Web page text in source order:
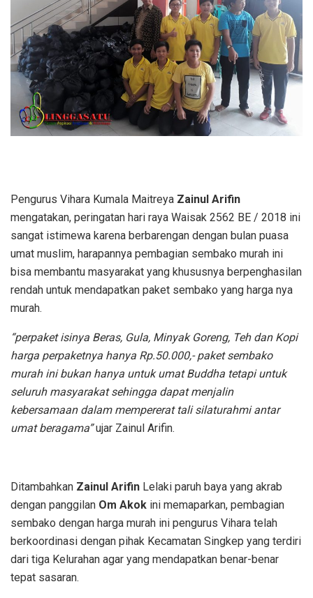
Pengurus Vihara Kumala Maitreya Zainul Arifin
mengatakan, peringatan hari raya Waisak 2562 BE / 2018 ini
sangat istimewa karena berbarengan dengan bulan puasa
umat muslim, harapannya pembagian sembako murah ini
bisa membantu masyarakat yang khususnya berpenghasilan
rendah untuk mendapatkan paket sembako yang harga nya
murah.
“perpaket isinya Beras, Gula, Minyak Goreng, Teh dan Kopi
harga perpaketnya hanya Rp.50.000,- paket sembako
murah ini bukan hanya untuk umat Buddha tetapi untuk
seluruh masyarakat sehingga dapat menjalin
kebersamaan dalam mempererat tali silaturahmi antar
umat beragama”ujar Zainul Arifin.
Ditambahkan Zainul Arifin Lelaki paruh baya yang akrab
dengan panggilan Om Akok ini memaparkan, pembagian
sembako dengan harga murah ini pengurus Vihara telah
berkoordinasi dengan pihak Kecamatan Singkep yang terdiri
dari tiga Kelurahan agar yang mendapatkan benar-benar
tepat sasaran.